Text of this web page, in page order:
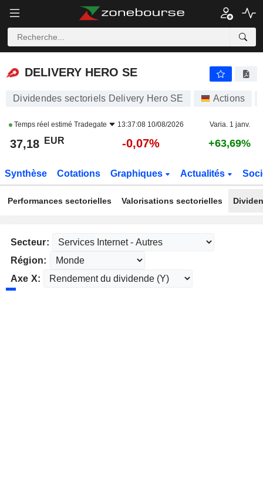
DELIVERY HERO SE
DELIVERY HERO SE
Dividendes sectoriels Delivery Hero SE Actions
Temps réel estimé Tradegate 13:37:08 10/08/2026 Varia. 1 janv.
37,18 EUR -0,07% +63,69%
Synthèse Cotations Graphiques Actualités
Performances sectorielles Valorisations sectorielles
Secteur:
Région:
Axe X: